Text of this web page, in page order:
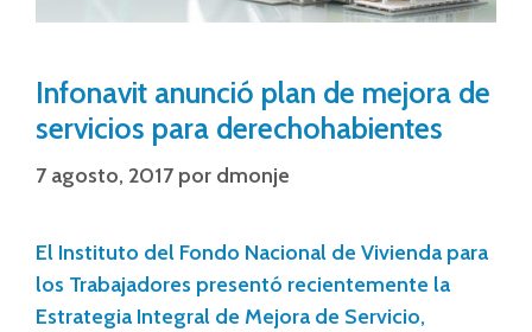
Infonavit anunció plan de mejora de
servicios para derechohabientes
7 agosto, 2017 por dmonje
El Instituto del Fondo Nacional de Vivienda para
los Trabajadores presentó recientemente la
Estrategia Integral de Mejora de Servicio,